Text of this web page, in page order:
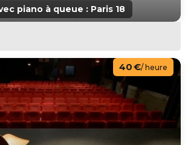
piano à queue : Paris 18
40 €/ heure